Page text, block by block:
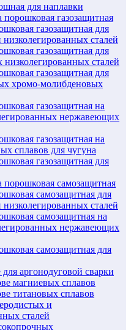
для наплавки
газозащитная
газозащитная для
низколегированных сталей
газозащитная для
сталей
газозащитная для
хромо-молибденовых
газозащитная на
нержавеющих
газозащитная на
сплавов для чугуна
газозащитная для
порошковая самозащитная
самозащитная для
низколегированных сталей
самозащитная на
нержавеющих
самозащитная для
аргонодуговой сварки
магниевых сплавов
титановых сплавов
и
сталей